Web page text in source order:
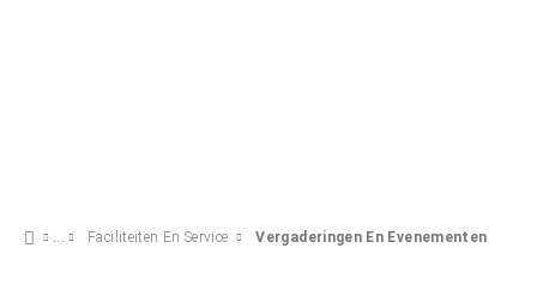
Faciliteiten En Service Vergaderingen En Evenementen